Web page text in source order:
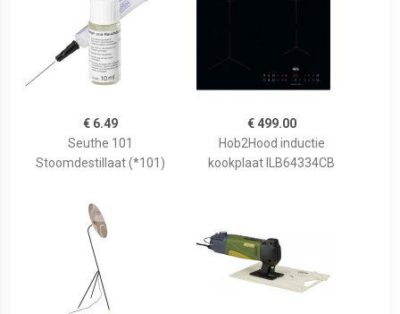
€ 6.49
Seuthe 101
Stoomdestillaat (*101)
€ 499.00
Hob2Hood inductie
kookplaat ILB64334CB